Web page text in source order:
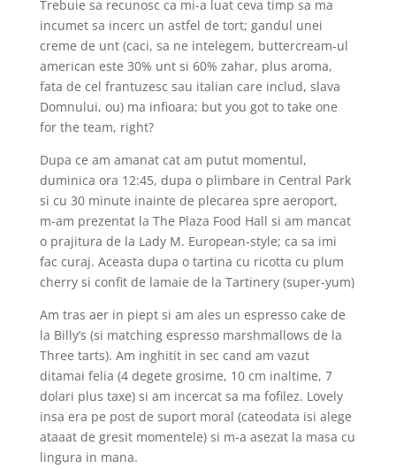
Trebuie sa recunosc ca mi-a luat ceva timp sa ma
incumet sa incerc un astfel de tort; gandul unei
creme de unt (caci, sa ne intelegem, buttercream-ul
american este 30% unt si 60% zahar, plus aroma,
fata de cel frantuzesc sau italian care includ, slava
Domnului, ou) ma infioara; but you got to take one
for the team, right?
Dupa ce am amanat cat am putut momentul,
duminica ora 12:45, dupa o plimbare in Central Park
si cu 30 minute inainte de plecarea spre aeroport,
m-am prezentat la The Plaza Food Hall si am mancat
o prajitura de la Lady M. European-style; ca sa imi
fac curaj. Aceasta dupa o tartina cu ricotta cu plum
cherry si confit de lamaie de la Tartinery (super-yum)
Am tras aer in piept si am ales un espresso cake de
la Billy’s (si matching espresso marshmallows de la
Three tarts). Am inghitit in sec cand am vazut
ditamai felia (4 degete grosime, 10 cm inaltime, 7
dolari plus taxe) si am incercat sa ma fofilez. Lovely
insa era pe post de suport moral (cateodata isi alege
ataaat de gresit momentele) si m-a asezat la masa cu
lingura in mana.